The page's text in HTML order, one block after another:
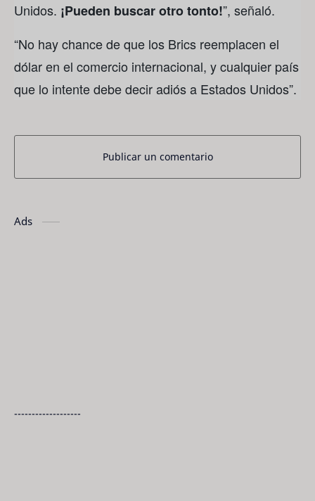
Unidos. ¡Pueden buscar otro tonto!”, señaló.
“No hay chance de que los Brics reemplacen el
dólar en el comercio internacional, y cualquier país
que lo intente debe decir adiós a Estados Unidos”.
Publicar un comentario
Ads
-------------------